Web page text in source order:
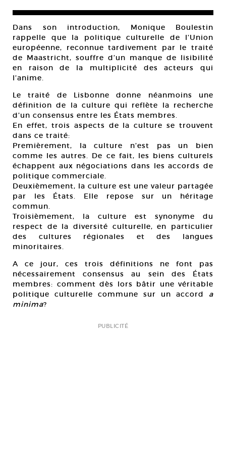
Dans son introduction, Monique Boulestin
rappelle que la politique culturelle de l’Union
européenne, reconnue tardivement par le traité
de Maastricht, souffre d’un manque de lisibilité
en raison de la multiplicité des acteurs qui
l’anime.
Le traité de Lisbonne donne néanmoins une
définition de la culture qui reflète la recherche
d’un consensus entre les États membres.
En effet, trois aspects de la culture se trouvent
dans ce traité:
Premièrement, la culture n’est pas un bien
comme les autres. De ce fait, les biens culturels
échappent aux négociations dans les accords de
politique commerciale.
Deuxièmement, la culture est une valeur partagée
par les États. Elle repose sur un héritage
commun.
Troisièmement, la culture est synonyme du
respect de la diversité culturelle, en particulier
des cultures régionales et des langues
minoritaires.
A ce jour, ces trois définitions ne font pas
nécessairement consensus au sein des États
membres: comment dès lors bâtir une véritable
politique culturelle commune sur un accord a
minima?
PUBLICITÉ